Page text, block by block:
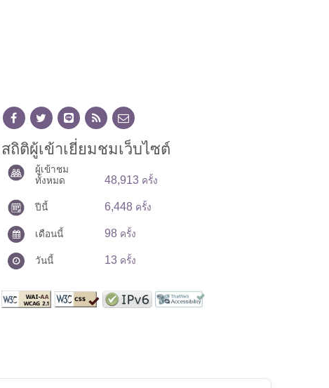
สถิติผู้เข้าเยี่ยมชมเว็บไซต์
ผู้เข้าชม
ทั้งหมด
48,913 ครั้ง
ปีนี้ 6,448 ครั้ง
เดือนนี้ 98 ครั้ง
วันนี้ 13 ครั้ง